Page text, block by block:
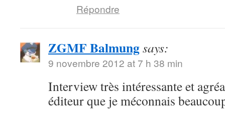
Répondre
ZGMF Balmungsays:
9 novembre 2012 at 7 h 38 min
Interview très intéressante et
éditeur que je méconnais